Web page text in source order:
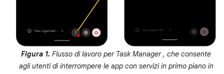
Figura 1. Flusso di lavoro per Task Manager , che consente
agli utenti di interrompere le app con servizi in primo piano in